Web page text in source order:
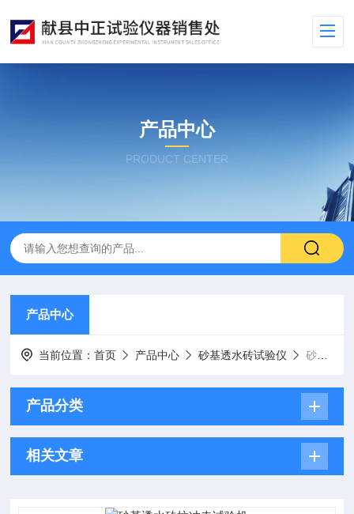
产品中心
PRODUCT CENTER
产品中心
当前位置：首页 产品中心 砂基透水砖试验仪 砂基透水砖抗冲击试验机
产品分类
相关文章